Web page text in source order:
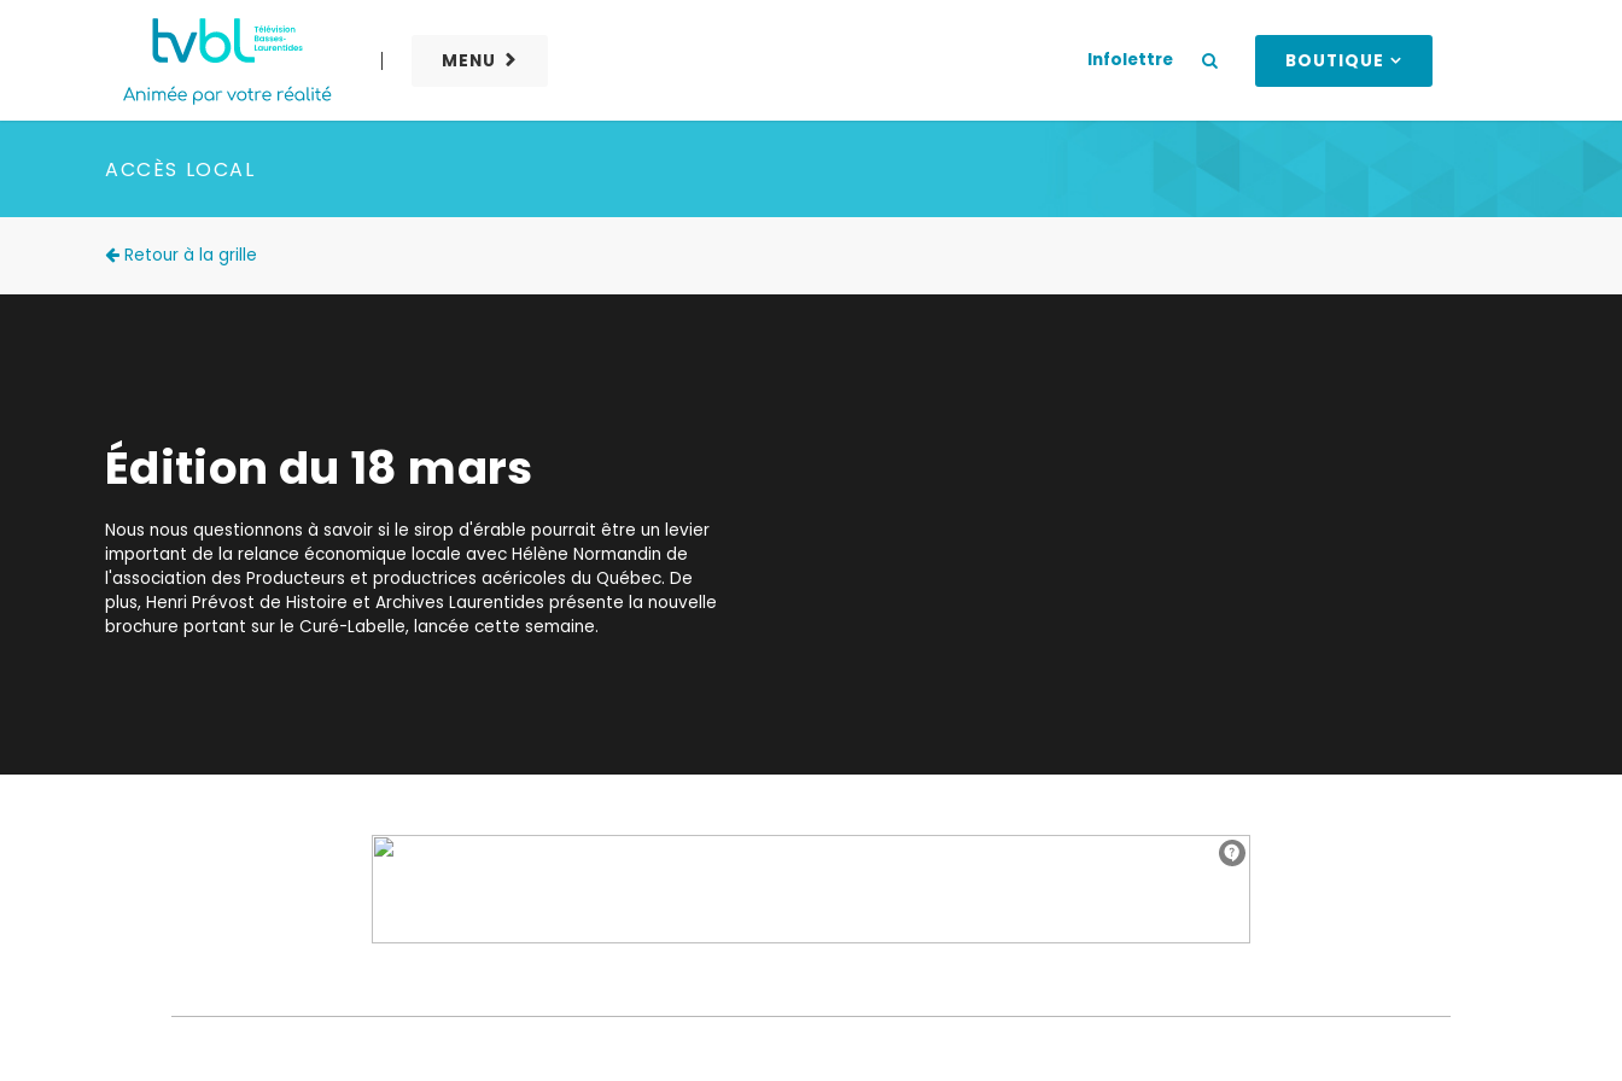
MENU Infolettre BOUTIQUE
ACCÈS LOCAL
Retour à la grille
Édition du 18 mars
Nous nous questionnons à savoir si le sirop d'érable pourrait être un levier
important de la relance économique locale avec Hélène Normandin de
l'association des Producteurs et productrices acéricoles du Québec. De
plus, Henri Prévost de Histoire et Archives Laurentides présente la nouvelle
brochure portant sur le Curé-Labelle, lancée cette semaine.